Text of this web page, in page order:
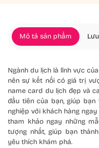
Mô tả sản phẩm
Ngành du lịch là lĩnh vực
nên sự kết nối có giá trị
name card du lịch đẹp và
đầu tiên của bạn, giúp
nghiệp với khách hàng
tham khảo ngay những
tượng nhất, giúp bạn
yêu thích khám phá.